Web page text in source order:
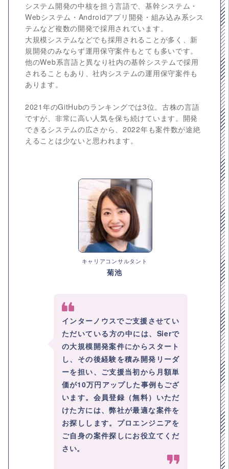
システム開発の中核を担う言語で、基幹システム・
Webシステム・Androidアプリ開発・組み込み系シス
テムなど複数の開発で採用されています。
大規模システムなどでも採用されることが多く、新
規開発のみならず運用保守案件もとても多いです。
他のWeb系言語と異なり社内の基幹システムで採用
されることもあり、社内システムの運用保守案件も
あります。
2021年のGitHubのランキングでは3位。古株の言語
ですが、非常に高い人気を保ち続けています。開発
できるシステムの広さから、2022年も案件数が途絶
えることは少ないと思われます。
キャリアコンサルタント
菊池
インターノウスでご支援させてい
ただいている方の中には、Sierで
の大規模開発案件にからスタート
し、その後経験を積み開発リーダ
ーを担い、ご支援当初から月額単
価が10万円アップした事例もござ
います。会員登録（無料）いただ
けた方には、弊社が最適な案件を
お探しします。プロエンジニアを
ご自身の案件探しにお役立てくだ
さい。